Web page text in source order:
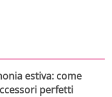
estiva: come
perfetti